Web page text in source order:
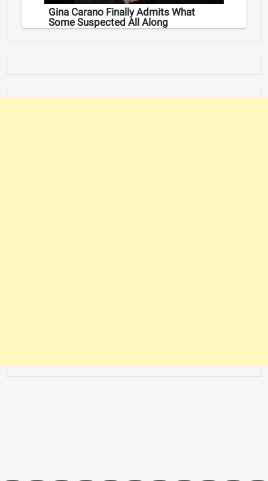
Gina Carano Finally Admits What
Some Suspected All Along